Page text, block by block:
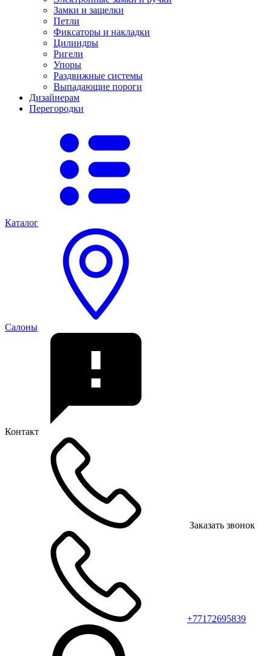
Замки и защелки
Петли
Фиксаторы и накладки
Цилиндры
Ригели
Упоры
Раздвижные системы
Выпадающие пороги
Дизайнерам
Перегородки
Каталог
Салоны
Контакт
Заказать звонок
+77172695839